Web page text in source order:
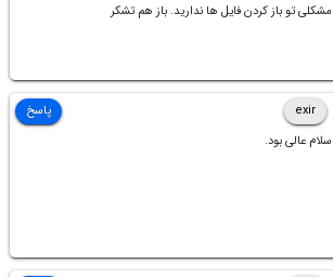
مشکلی تو باز کردن فایل ها ندارید. باز هم تشکر
exir
سلام عالی بود.
پاسخ